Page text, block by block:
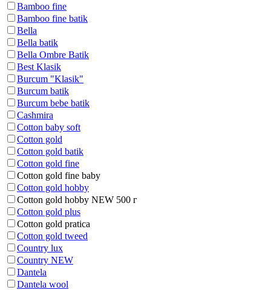
Bamboo fine
Bamboo fine batik
Bella
Bella batik
Bella Ombre Batik
Best Klasik
Burcum "Klasik"
Burcum batik
Burcum bebe batik
Cashmira
Cotton baby soft
Cotton gold
Cotton gold batik
Cotton gold fine
Cotton gold fine baby
Cotton gold hobby
Cotton gold hobby NEW 500 г
Cotton gold plus
Cotton gold pratica
Cotton gold tweed
Country lux
Country NEW
Dantela
Dantela wool